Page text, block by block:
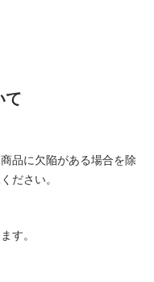
て
品に欠陥がある場合を除
ださい。
す。